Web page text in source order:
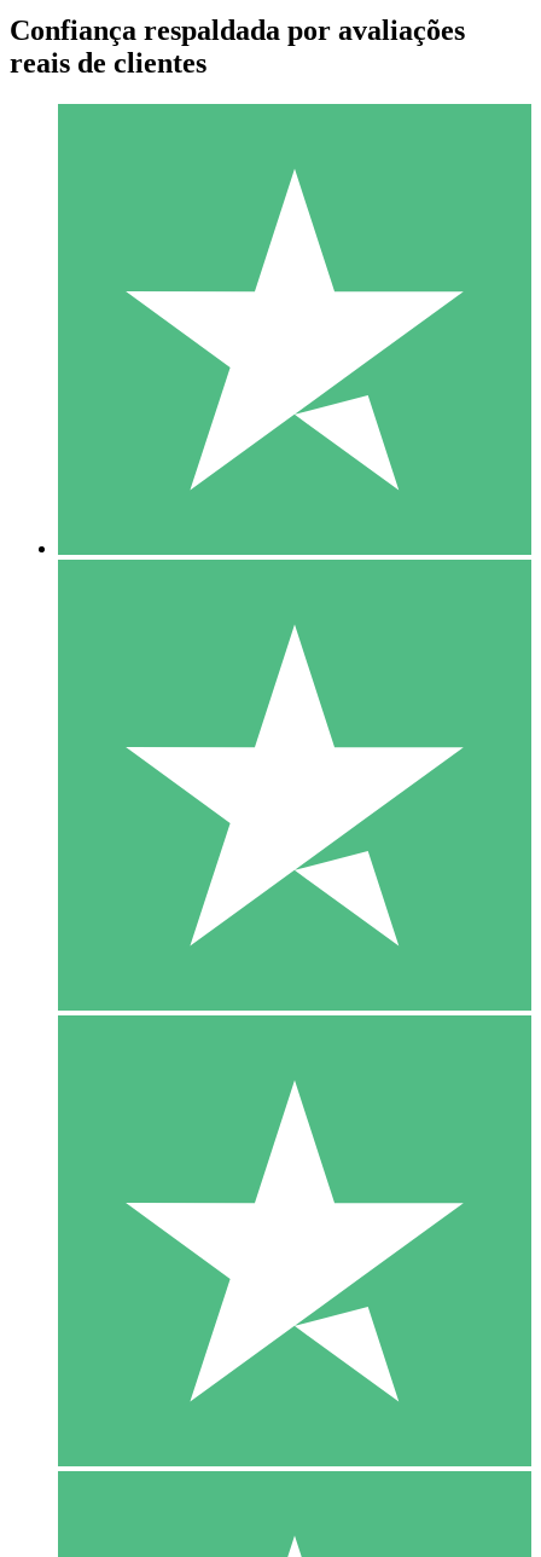
Pacotes de Créditos Individuais
Pague conforme o uso com créditos de download. Sem
1000
10 Downloads
20 00
Confiança respaldada por avaliações
reais de clientes